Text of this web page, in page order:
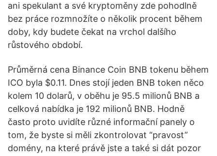
ani spekulant a své kryptoměny zde pohodlně
bez práce rozmnožíte o několik procent během
doby, kdy budete čekat na vrchol dalšího
růstového období.
Průměrná cena Binance Coin BNB tokenu během
ICO byla $0.11. Dnes stojí jeden BNB token něco
kolem 10 dolarů, v oběhu je 95.5 milionů BNB a
celková nabídka je 192 milionů BNB. Hodně
často proto uvidíte různé informační panely o
tom, že byste si měli zkontrolovat “pravost”
domény, na které právě jste a také si dát pozor